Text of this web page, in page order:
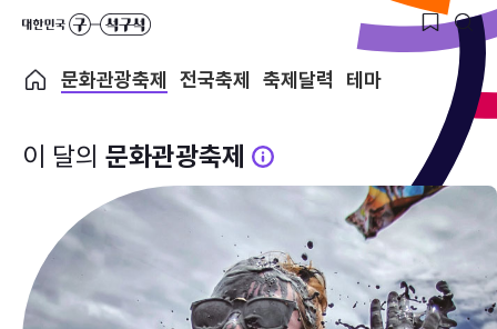
문화관광축제 전국축제 축제달력 테마
이 달의 문화관광축제